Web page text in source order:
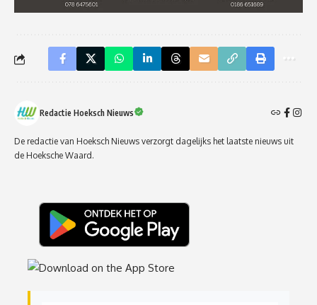
Redactie Hoeksch Nieuws
De redactie van Hoeksch Nieuws verzorgt dagelijks het laatste nieuws uit
de Hoeksche Waard.